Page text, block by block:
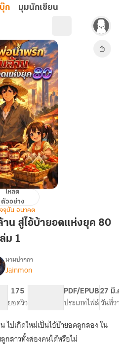
ก มุมนักเขียน
โหลด
ตัวอย่าง
จุบัน อนาคต
น สู่ไอ้บ้ายอดแห่งยุค 80
ม 1
เรื่อง
เจ้า
พ่อ
น้ำ
พริก
พัน
ล้าน
นามปากกา
Jainmon
175
ยอดวิว
PDF/EPUB
ประเภทไฟล์
27 มี
วันที่ว
ไปเกิดใหม่เป็นไอ้บ้ายอดลูกสอง ใน
กสาวทั้งสองคนได้หรือไม่